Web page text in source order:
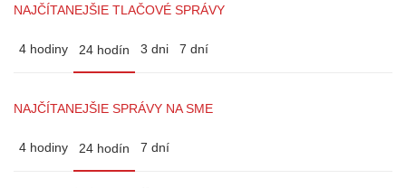
NAJČÍTANEJŠIE TLAČOVÉ SPRÁVY
4 hodiny 24 hodín 3 dni 7 dní
NAJČÍTANEJŠIE SPRÁVY NA SME
4 hodiny 24 hodín 7 dní